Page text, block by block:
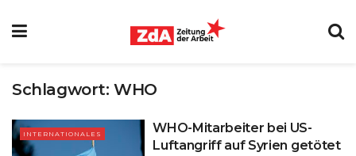
Schlagwort:WHO
INTERNATIONALES
WHO-Mitarbeiter bei US-
Luftangriff auf Syrien getötet